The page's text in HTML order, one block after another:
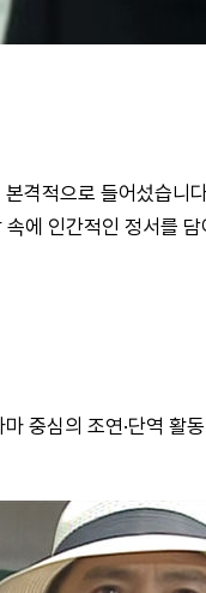
격적으로 들어섰습니
에 인간적인 정서를
중심의 조연·단역 활